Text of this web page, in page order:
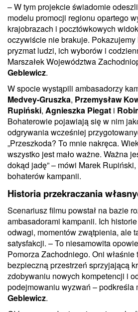
– W tym projekcie świadomie
modelu promocji regionu opartego
krajobrazach i pocztówkowych
oczywiście nie brakuje. Pokazujemy
pryzmat ludzi, ich wyborów i
Marszałek Województwa
Geblewicz.
W spocie wystąpili ambasadorzy
Medvey-Gruszka, Przemysław
Rupiński, Agnieszka Piegat i
Bohaterowie pojawiają się w nim
odgrywania wcześniej
„Przeszkoda? To mnie nakręca.
wszystko jest mało ważne. Ważna
dokąd jadę” – mówi Marek
bohaterów kampanii.
Historia przekraczania
Scenariusz filmu powstał na bazie
ambasadorami kampanii. Ich historie
odwagi, momentów zwątpienia, ale
satysfakcji. – To niesamowita
Pomorza Zachodniego. Oni
bezpieczną przestrzeń sprzyjającą
zdobywaniu nowych kompetencji i
podejmowaniu wyzwań – podkreśla
Geblewicz.